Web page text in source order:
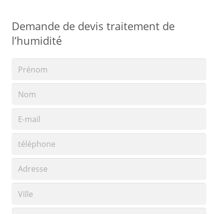
Demande de devis traitement de
l’humidité